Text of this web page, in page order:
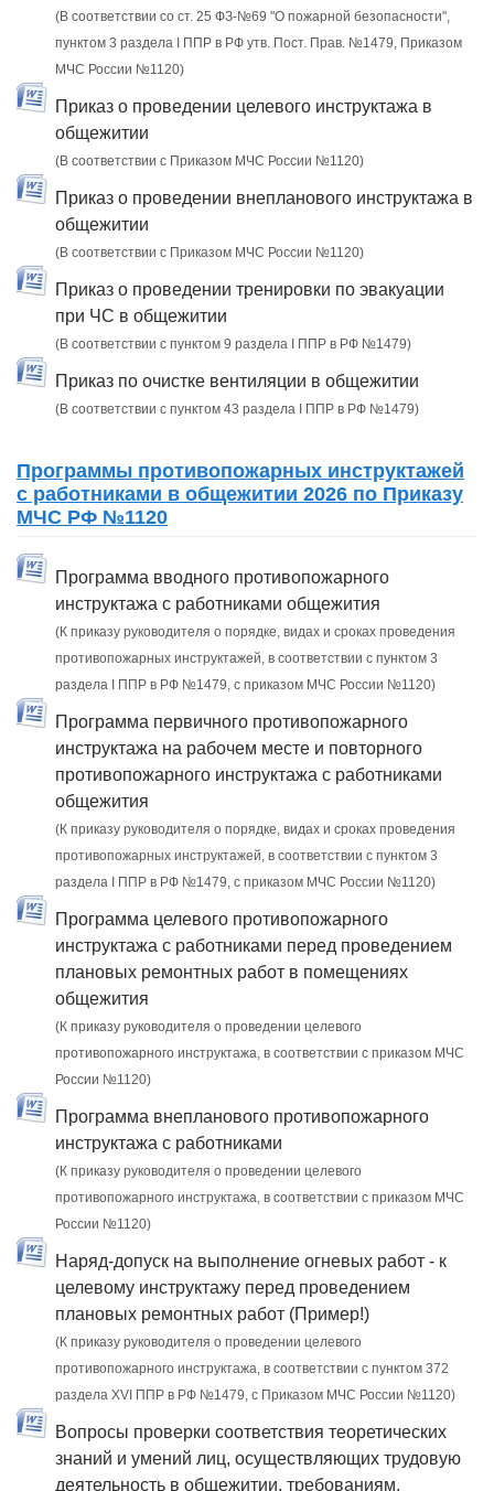
(В соответствии со ст. 25 ФЗ-№69 "О пожарной безопасности",
пунктом 3 раздела I ППР в РФ утв. Пост. Прав. №1479, Приказом
МЧС России №1120)
Приказ о проведении целевого инструктажа в
общежитии
(В соответствии с Приказом МЧС России №1120)
Приказ о проведении внепланового инструктажа в
общежитии
(В соответствии с Приказом МЧС России №1120)
Приказ о проведении тренировки по эвакуации
при ЧС в общежитии
(В соответствии с пунктом 9 раздела I ППР в РФ №1479)
Приказ по очистке вентиляции в общежитии
(В соответствии с пунктом 43 раздела I ППР в РФ №1479)
Программы противопожарных инструктажей
с работниками в общежитии 2026 по Приказу
МЧС РФ №1120
Программа вводного противопожарного
инструктажа с работниками общежития
(К приказу руководителя о порядке, видах и сроках проведения
противопожарных инструктажей, в соответствии с пунктом 3
раздела I ППР в РФ №1479, с приказом МЧС России №1120)
Программа первичного противопожарного
инструктажа на рабочем месте и повторного
противопожарного инструктажа с работниками
общежития
(К приказу руководителя о порядке, видах и сроках проведения
противопожарных инструктажей, в соответствии с пунктом 3
раздела I ППР в РФ №1479, с приказом МЧС России №1120)
Программа целевого противопожарного
инструктажа с работниками перед проведением
плановых ремонтных работ в помещениях
общежития
(К приказу руководителя о проведении целевого
противопожарного инструктажа, в соответствии с приказом МЧС
России №1120)
Программа внепланового противопожарного
инструктажа с работниками
(К приказу руководителя о проведении целевого
противопожарного инструктажа, в соответствии с приказом МЧС
России №1120)
Наряд-допуск на выполнение огневых работ - к
целевому инструктажу перед проведением
плановых ремонтных работ (Пример!)
(К приказу руководителя о проведении целевого
противопожарного инструктажа, в соответствии с пунктом 372
раздела XVI ППР в РФ №1479, c Приказом МЧС России №1120)
Вопросы проверки соответствия теоретических
знаний и умений лиц, осуществляющих трудовую
деятельность в общежитии, требованиям,